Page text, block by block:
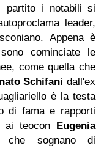
partito i notabili si
leader,
Appena è
cominciate le
come quella che
Schifani dall'ex
è la testa
di fama e rapporti
ai teocon Eugenia
che sognano di